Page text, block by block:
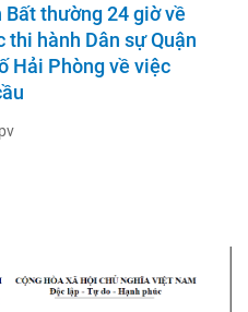
Bất thường 24 giờ về
thi hành Dân sự Quận
Hải Phòng về việc